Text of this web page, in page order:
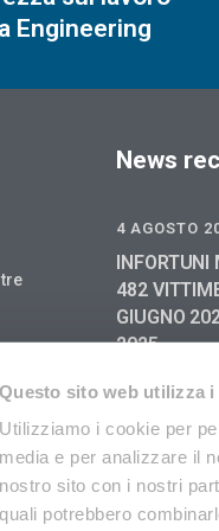
Questo sito web utilizza i
Utilizziamo i cookie per
media e per analizzare il
nostro sito con i nostri
quali potrebbero
Engineering
News
4 AGOSTO
INFORTUNI
482
GIUGNO
2025
29 LUGLIO
RIFIUTI DI
ANGA 8/
EER